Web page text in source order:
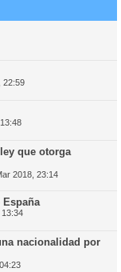
22:59
que otorga
2018, 23:14
nacionalidad por